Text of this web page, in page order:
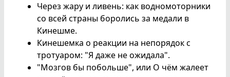
Через жару и ливень: как водномоторники
со всей страны боролись за медали в
Кинешме.
Кинешемка о реакции на непорядок с
тротуаром: "Я даже не ожидала".
"Мозгов бы побольше", или О чём жалеет